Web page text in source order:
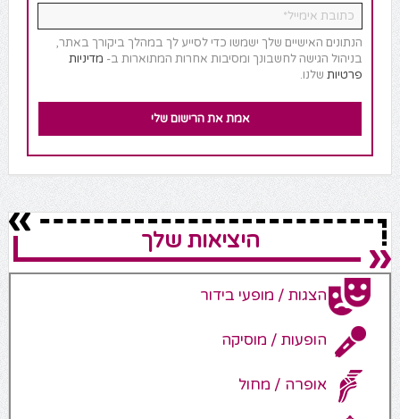
הנתונים האישיים שלך ישמשו כדי לסייע לך במהלך ביקורך באתר,
בניהול הגישה לחשבונך ומסיבות אחרות המתוארות ב- מדיניות
פרטיותשלנו.
היציאות שלך
הצגות / מופעי בידור
הופעות / מוסיקה
אופרה / מחול